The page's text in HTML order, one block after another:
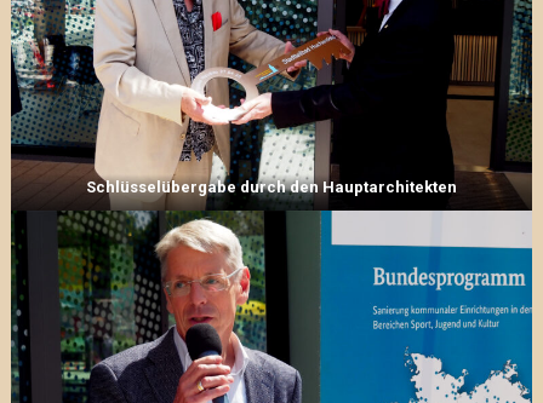
Schlüsselübergabe durch den Hauptarchitekten